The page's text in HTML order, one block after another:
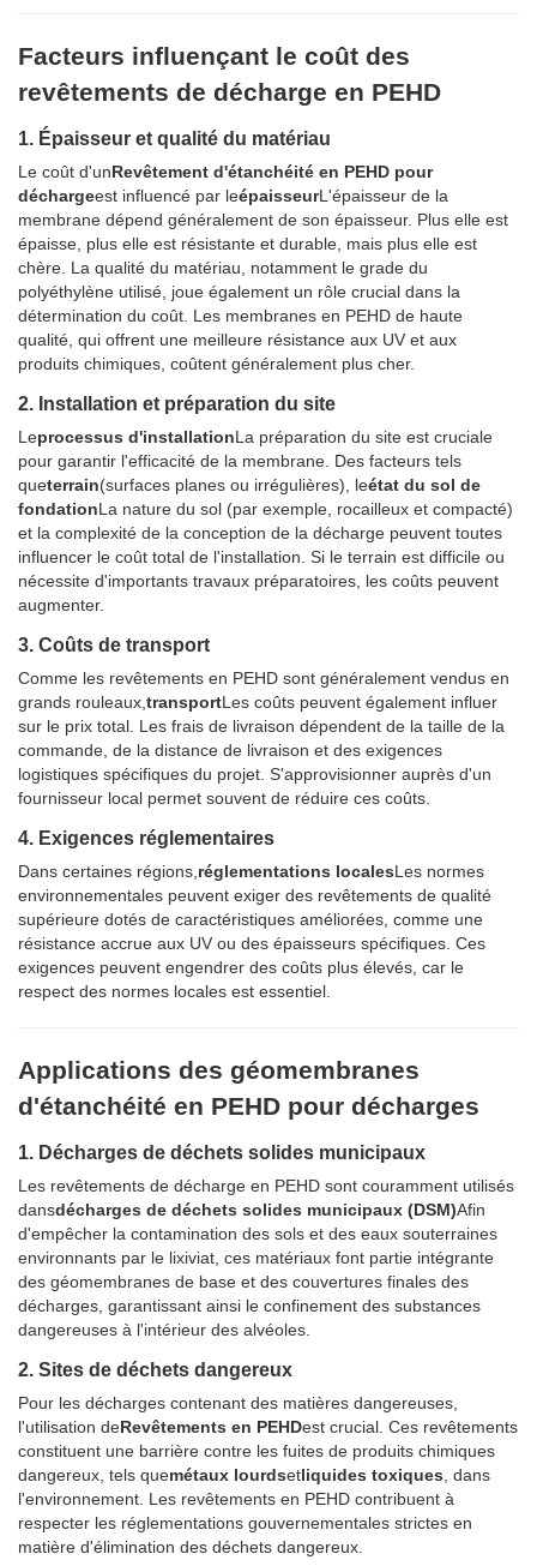
Facteurs influençant le coût des
revêtements de décharge en PEHD
1. Épaisseur et qualité du matériau
Le coût d'unRevêtement d'étanchéité en PEHD pour
déchargeest influencé par leépaisseurL'épaisseur de la
membrane dépend généralement de son épaisseur. Plus elle est
épaisse, plus elle est résistante et durable, mais plus elle est
chère. La qualité du matériau, notamment le grade du
polyéthylène utilisé, joue également un rôle crucial dans la
détermination du coût. Les membranes en PEHD de haute
qualité, qui offrent une meilleure résistance aux UV et aux
produits chimiques, coûtent généralement plus cher.
2. Installation et préparation du site
Leprocessus d'installationLa préparation du site est cruciale
pour garantir l'efficacité de la membrane. Des facteurs tels
queterrain(surfaces planes ou irrégulières), leétat du sol de
fondationLa nature du sol (par exemple, rocailleux et compacté)
et la complexité de la conception de la décharge peuvent toutes
influencer le coût total de l'installation. Si le terrain est difficile ou
nécessite d'importants travaux préparatoires, les coûts peuvent
augmenter.
3. Coûts de transport
Comme les revêtements en PEHD sont généralement vendus en
grands rouleaux, transportLes coûts peuvent également influer
sur le prix total. Les frais de livraison dépendent de la taille de la
commande, de la distance de livraison et des exigences
logistiques spécifiques du projet. S'approvisionner auprès d'un
fournisseur local permet souvent de réduire ces coûts.
4. Exigences réglementaires
Dans certaines régions, réglementations localesLes normes
environnementales peuvent exiger des revêtements de qualité
supérieure dotés de caractéristiques améliorées, comme une
résistance accrue aux UV ou des épaisseurs spécifiques. Ces
exigences peuvent engendrer des coûts plus élevés, car le
respect des normes locales est essentiel.
Applications des géomembranes
d'étanchéité en PEHD pour décharges
1. Décharges de déchets solides municipaux
Les revêtements de décharge en PEHD sont couramment utilisés
dansdécharges de déchets solides municipaux (DSM)Afin
d'empêcher la contamination des sols et des eaux souterraines
environnants par le lixiviat, ces matériaux font partie intégrante
des géomembranes de base et des couvertures finales des
décharges, garantissant ainsi le confinement des substances
dangereuses à l'intérieur des alvéoles.
2. Sites de déchets dangereux
Pour les décharges contenant des matières dangereuses,
l'utilisation deRevêtements en PEHDest crucial. Ces revêtements
constituent une barrière contre les fuites de produits chimiques
dangereux, tels quemétaux lourdsetliquides toxiques , dans
l'environnement. Les revêtements en PEHD contribuent à
respecter les réglementations gouvernementales strictes en
matière d'élimination des déchets dangereux.